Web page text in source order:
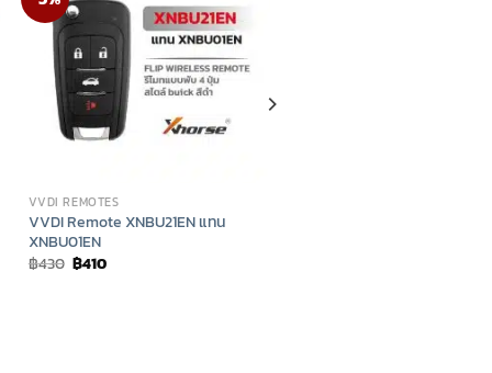
VVDI REMOTES
VVDI Remote XNBU21EN แทน
XNBU01EN
฿430 Original
price
฿410Current